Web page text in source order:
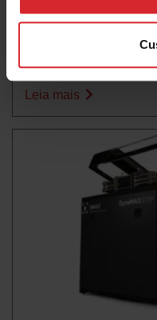
Blog
CALCULAR ROI DO
Leia mais